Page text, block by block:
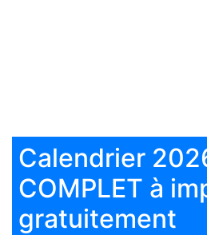
Calendrier
COMPLET à
gratuitement